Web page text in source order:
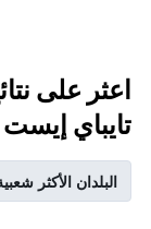
اعثر على
تايباي إيست
البلدان الأكثر